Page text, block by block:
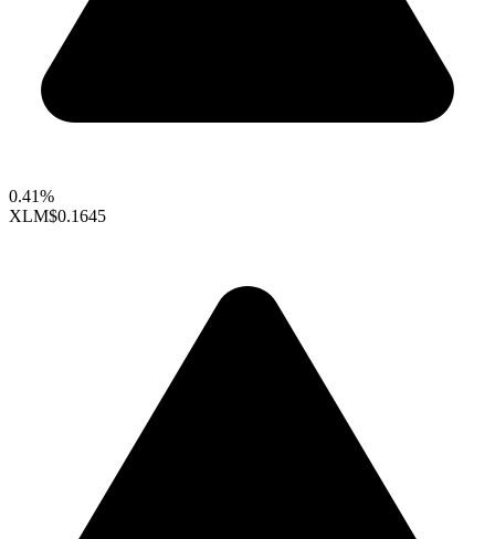
0.41%
XLM$0.1645